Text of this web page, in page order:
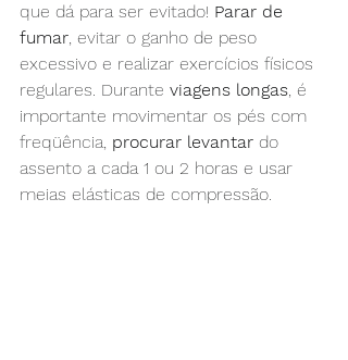
que dá para ser evitado! Parar de
fumar, evitar o ganho de peso
excessivo e realizar exercícios físicos
regulares. Durante viagens longas, é
importante movimentar os pés com
freqüência, procurar levantar do
assento a cada 1 ou 2 horas e usar
meias elásticas de compressão.